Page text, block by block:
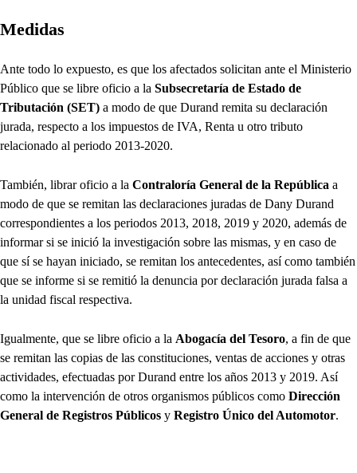
Medidas
Ante todo lo expuesto, es que los afectados solicitan ante el Ministerio
Público que se libre oficio a la Subsecretaría de Estado de
Tributación (SET) a modo de que Durand remita su declaración
jurada, respecto a los impuestos de IVA, Renta u otro tributo
relacionado al periodo 2013-2020.
También, librar oficio a la Contraloría General de la República a
modo de que se remitan las declaraciones juradas de Dany Durand
correspondientes a los periodos 2013, 2018, 2019 y 2020, además de
informar si se inició la investigación sobre las mismas, y en caso de
que sí se hayan iniciado, se remitan los antecedentes, así como también
que se informe si se remitió la denuncia por declaración jurada falsa a
la unidad fiscal respectiva.
Igualmente, que se libre oficio a la Abogacía del Tesoro, a fin de que
se remitan las copias de las constituciones, ventas de acciones y otras
actividades, efectuadas por Durand entre los años 2013 y 2019. Así
como la intervención de otros organismos públicos como Dirección
General de Registros Públicos y Registro Único del Automotor.